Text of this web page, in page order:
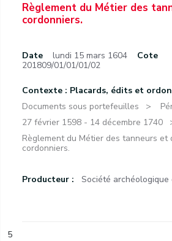
Règlement du Métier des
cordonniers.
Date lundi 15 mars 1604
Cote
201809/01/01/01/02
Contexte : Placards, édits et
Documents sous portefeuilles
27 février 1598 - 14 décembre 1740
Règlement du Métier des tanneurs et
cordonniers.
Producteur : Société archéologique
5